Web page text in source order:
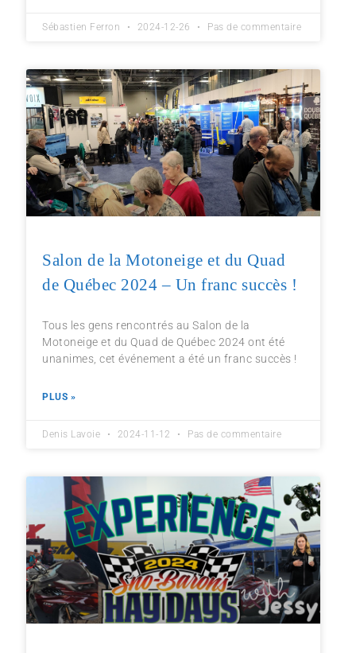
Sébastien Ferron 2024-12-26 Pas de commentaire
Salon de la Motoneige et du Quad
de Québec 2024 – Un franc succès !
Tous les gens rencontrés au Salon de la
Motoneige et du Quad de Québec 2024 ont été
unanimes, cet événement a été un franc succès !
PLUS »
Denis Lavoie 2024-11-12 Pas de commentaire